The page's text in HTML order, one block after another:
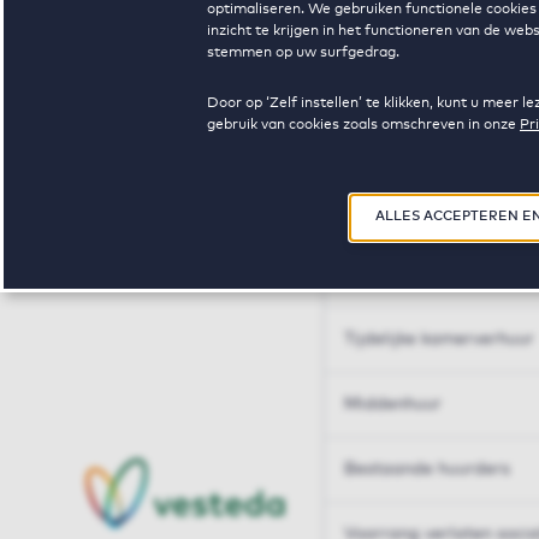
optimaliseren. We gebruiken functionele
inzicht te krijgen in het functioneren van de
stemmen op uw surfgedrag.
Door op ‘Zelf instellen’ te klikken, kunt u meer
gebruik van cookies zoals omschreven in onze
ALLES ACCEPTEREN
Huren op maat
Tijdelijke kamerverhuur
Middenhuur
Bestaande huurders
Voorrang verlaten